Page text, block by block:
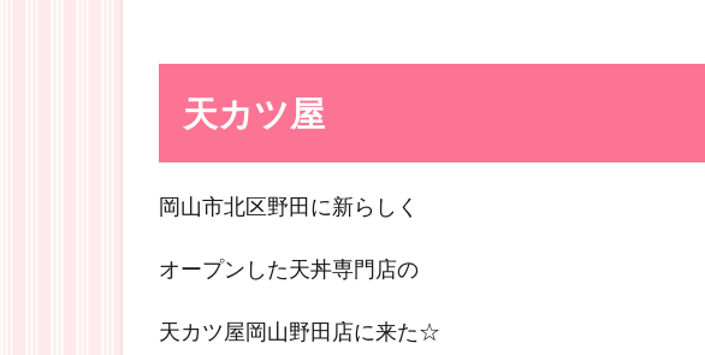
天カツ屋
岡山市北区野田に新らしく
オープンした天丼専門店の
天カツ屋岡山野田店に来た☆